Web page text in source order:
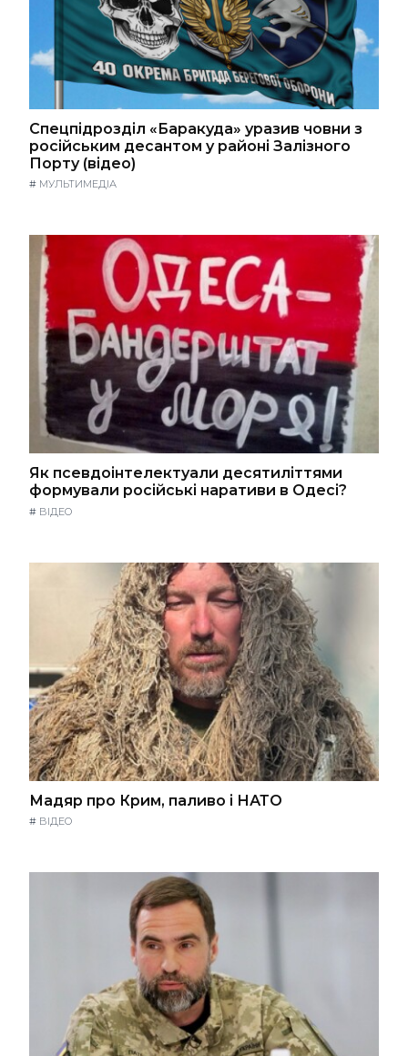
Спецпідрозділ «Баракуда» уразив човни з
російським десантом у районі Залізного
Порту (відео)
# МУЛЬТИМЕДІА
Як псевдоінтелектуали десятиліттями
формували російські наративи в Одесі?
# ВІДЕО
Мадяр про Крим, паливо і НАТО
# ВІДЕО